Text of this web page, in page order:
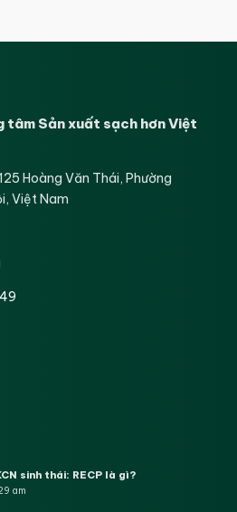
tâm Sản xuất sạch hơn Việt
Hoàng Văn Thái, Phường
Việt Nam
sinh thái: RECP là gì?
am